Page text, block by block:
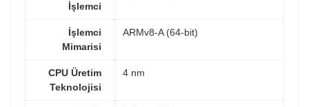
İşlemci
İşlemci
Mimarisi
ARMv8-A (64-bit)
CPU Üretim
Teknolojisi
4 nm